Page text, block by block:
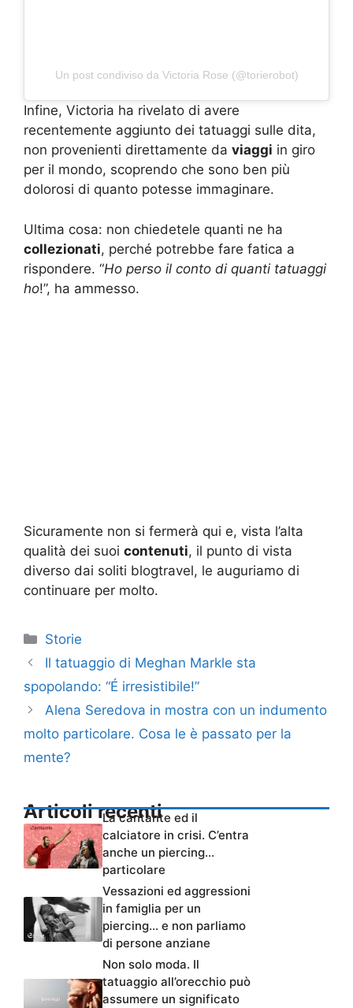
Un post condiviso da Victoria Rose (@torierobot)
Infine, Victoria ha rivelato di avere
recentemente aggiunto dei tatuaggi sulle dita,
non provenienti direttamente da viaggi in giro
per il mondo, scoprendo che sono ben più
dolorosi di quanto potesse immaginare.
Ultima cosa: non chiedetele quanti ne ha
collezionati, perché potrebbe fare fatica a
rispondere. “Ho perso il conto di quanti tatuaggi
ho!”, ha ammesso.
Sicuramente non si fermerà qui e, vista l’alta
qualità dei suoi contenuti, il punto di vista
diverso dai soliti blogtravel, le auguriamo di
continuare per molto.
Categorie
Storie
Il tatuaggio di Meghan Markle sta
spopolando: “É irresistibile!”
Alena Seredova in mostra con un indumento
molto particolare. Cosa le è passato per la
mente?
Articoli recenti
La cantante ed il
calciatore in crisi. C’entra
anche un piercing…
particolare
Vessazioni ed aggressioni
in famiglia per un
piercing… e non parliamo
di persone anziane
Non solo moda. Il
tatuaggio all’orecchio può
assumere un significato